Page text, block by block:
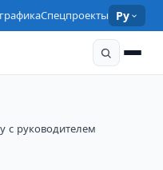
Спецпроекты Ру
с руководителем